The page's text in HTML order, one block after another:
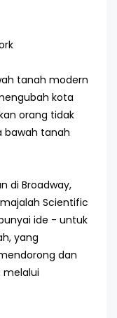
tanah modern
kota
orang tidak
bawah tanah
di Broadway,
Scientific
ide - untuk
yang
dan